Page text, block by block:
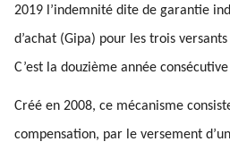
2019 l’indemnité dite de garantie
d’achat (Gipa) pour les trois
C’est la douzième année
Créé en 2008, ce mécanisme
compensation, par le versement